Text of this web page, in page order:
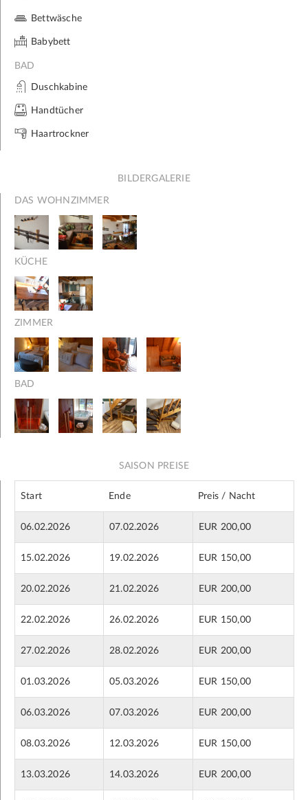
Bettwäsche
Babybett
BAD
Duschkabine
Handtücher
Haartrockner
BILDERGALERIE
DAS WOHNZIMMER
KÜCHE
ZIMMER
BAD
SAISON PREISE
Start Ende Preis / Nacht
06.02.2026 07.02.2026 EUR 200,00
15.02.2026 19.02.2026 EUR 150,00
20.02.2026 21.02.2026 EUR 200,00
22.02.2026 26.02.2026 EUR 150,00
27.02.2026 28.02.2026 EUR 200,00
01.03.2026 05.03.2026 EUR 150,00
06.03.2026 07.03.2026 EUR 200,00
08.03.2026 12.03.2026 EUR 150,00
13.03.2026 14.03.2026 EUR 200,00